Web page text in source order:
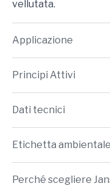
vellutata.
Applicazione
Principi Attivi
Dati tecnici
Etichetta ambientale
Perché scegliere